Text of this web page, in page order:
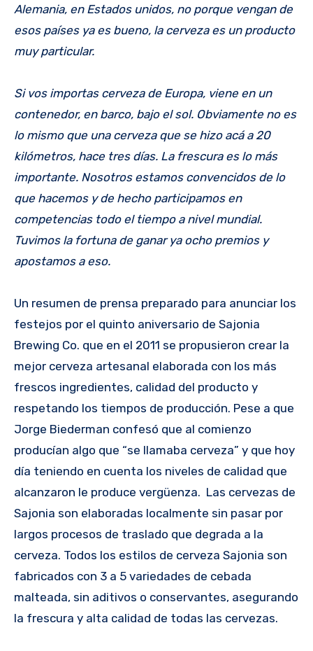
Alemania, en Estados unidos, no porque vengan de
esos países ya es bueno, la cerveza es un producto
muy particular.
Si vos importas cerveza de Europa, viene en un
contenedor, en barco, bajo el sol. Obviamente no es
lo mismo que una cerveza que se hizo acá a 20
kilómetros, hace tres días. La frescura es lo más
importante. Nosotros estamos convencidos de lo
que hacemos y de hecho participamos en
competencias todo el tiempo a nivel mundial.
Tuvimos la fortuna de ganar ya ocho premios y
apostamos a eso.
Un resumen de prensa preparado para anunciar los
festejos por el quinto aniversario de Sajonia
Brewing Co. que en el 2011 se propusieron crear la
mejor cerveza artesanal elaborada con los más
frescos ingredientes, calidad del producto y
respetando los tiempos de producción. Pese a que
Jorge Biederman confesó que al comienzo
producían algo que “se llamaba cerveza” y que hoy
día teniendo en cuenta los niveles de calidad que
alcanzaron le produce vergüenza. Las cervezas de
Sajonia son elaboradas localmente sin pasar por
largos procesos de traslado que degrada a la
cerveza. Todos los estilos de cerveza Sajonia son
fabricados con 3 a 5 variedades de cebada
malteada, sin aditivos o conservantes, asegurando
la frescura y alta calidad de todas las cervezas.